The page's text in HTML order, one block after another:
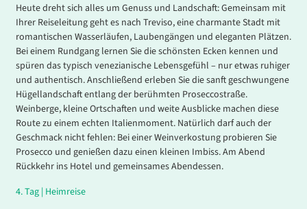
Heute dreht sich alles um Genuss und Landschaft: Gemeinsam mit
Ihrer Reiseleitung geht es nach Treviso, eine charmante Stadt mit
romantischen Wasserläufen, Laubengängen und eleganten Plätzen.
Bei einem Rundgang lernen Sie die schönsten Ecken kennen und
spüren das typisch venezianische Lebensgefühl – nur etwas ruhiger
und authentisch. Anschließend erleben Sie die sanft geschwungene
Hügellandschaft entlang der berühmten Proseccostraße.
Weinberge, kleine Ortschaften und weite Ausblicke machen diese
Route zu einem echten Italienmoment. Natürlich darf auch der
Geschmack nicht fehlen: Bei einer Weinverkostung probieren Sie
Prosecco und genießen dazu einen kleinen Imbiss. Am Abend
Rückkehr ins Hotel und gemeinsames Abendessen.
4.Tag | Heimreise